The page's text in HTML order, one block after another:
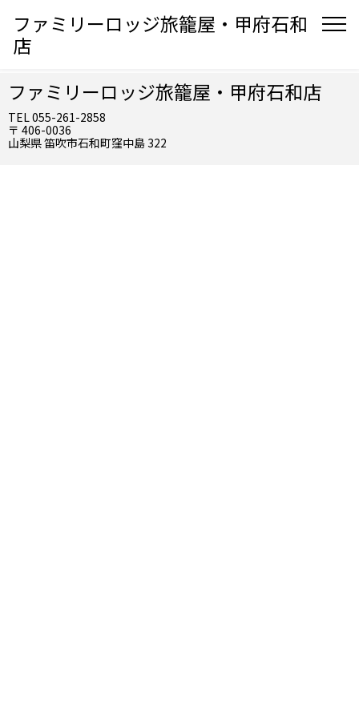
ファミリーロッジ旅籠屋・甲府石和
店
ファミリーロッジ旅籠屋・甲府石和店
TEL 055-261-2858
〒 406-0036
山梨県 笛吹市石和町窪中島 322